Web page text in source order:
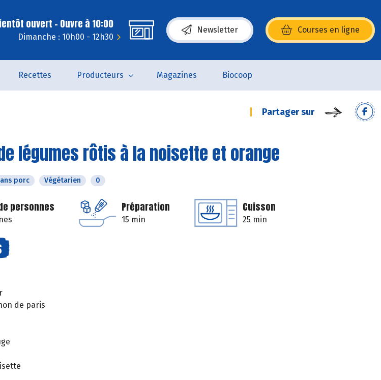
ouvert - Ouvre à 10:00
Dimanche : 10h00 - 12h30
Newsletter Courses en ligne
(s’ouvre dans une nouvelle fenêtre)
Recettes Producteurs Magazines Biocoop
Partager sur
légumes rôtis à la noisette et orange
porc Végétarien 0
personnes Préparation
15 min
Cuisson
25 min
de paris